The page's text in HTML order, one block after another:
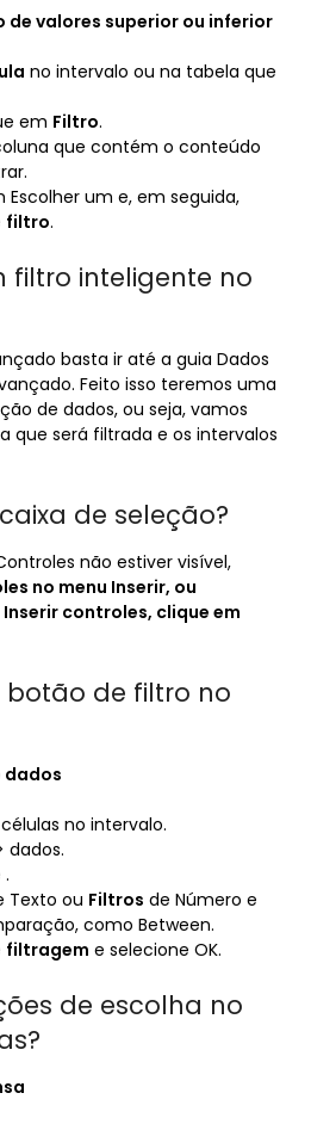
valores superior ou inferior
no intervalo ou na tabela que
em Filtro.
que contém o conteúdo
Escolher um e, em seguida,
filtro.
filtro inteligente no
basta ir até a guia Dados
Feito isso teremos uma
de dados, ou seja, vamos
que será filtrada e os intervalos
de seleção?
não estiver visível,
no menu Inserir, ou
Inserir controles, clique em
de filtro no
dados
no intervalo.
dados.
Texto ou Filtros de Número e
como Between.
filtragem e selecione OK.
de escolha no